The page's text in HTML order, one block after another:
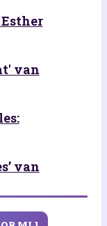
van
van